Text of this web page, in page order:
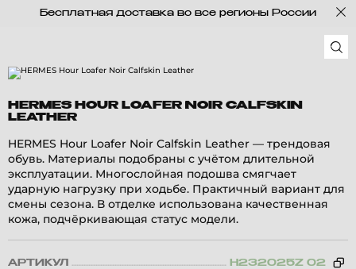
Бесплатная доставка во все регионы России
HERMES HOUR LOAFER NOIR CALFSKIN
LEATHER
HERMES Hour Loafer Noir Calfskin Leather — трендовая
обувь. Материалы подобраны с учётом длительной
эксплуатации. Многослойная подошва смягчает
ударную нагрузку при ходьбе. Практичный вариант для
смены сезона. В отделке использована качественная
кожа, подчёркивающая статус модели.
АРТИКУЛ H232025Z 02